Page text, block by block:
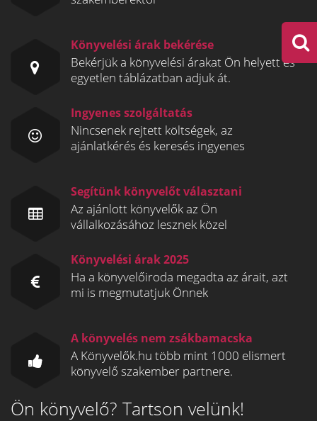
Könyvelési árak bekérése
Bekérjük a könyvelési árakat Ön helyett és
egyetlen táblázatban adjuk át.
Ingyenes szolgáltatás
Nincsenek rejtett költségek, az
ajánlatkérés és keresés ingyenes
Segítünk könyvelőt választani
Az ajánlott könyvelők az Ön
vállalkozásához lesznek közel
Könyvelési árak 2025
Ha a könyvelőiroda megadta az árait, azt
mi is megmutatjuk Önnek
A könyvelés nem zsákbamacska
A Könyvelők.hu több mint 1000 elismert
könyvelő szakember partnere.
Ön könyvelő? Tartson velünk!